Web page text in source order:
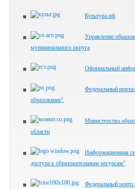
Культура.рф
Управление
муниципального округа
Официальный
Федеральный
образование"
Министерство
области
Информационная
доступа к образовательным ресурсам"
Федеральный